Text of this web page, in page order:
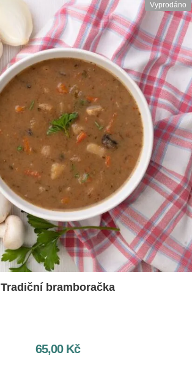
Vyprodáno
Tradiční bramboračka
65,00 Kč